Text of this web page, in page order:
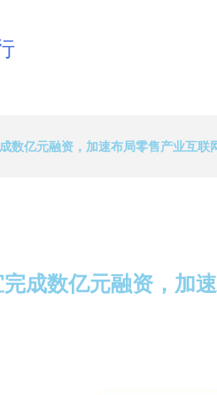
数亿元融资，加速布局零售产业互联
成数亿元融资，加